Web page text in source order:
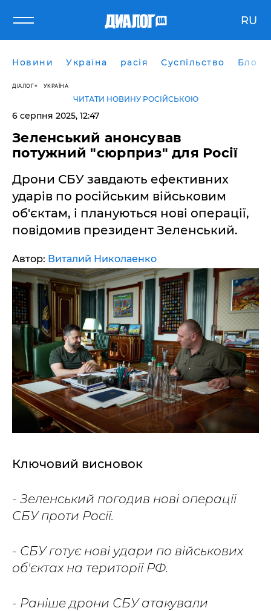
RU
Новини Україна расія Суспільство Блоги
ДІАЛОГ УКРАЇНА
ЧИТАТИ НОВИНУ РОСІЙСЬКОЮ
6 серпня 2025, 12:47
Зеленський анонсував
потужний "сюрприз" для Росії
Дрони СБУ завдають ефективних
ударів по російським військовим
об'єктам, і плануються нові операції,
повідомив президент Зеленський.
Автор: Виталий Николаенко
Ключовий висновок
- Зеленський погодив нові операції
СБУ проти Росії.
- СБУ готує нові удари по військових
об'єктах на території РФ.
- Раніше дрони СБУ атакували